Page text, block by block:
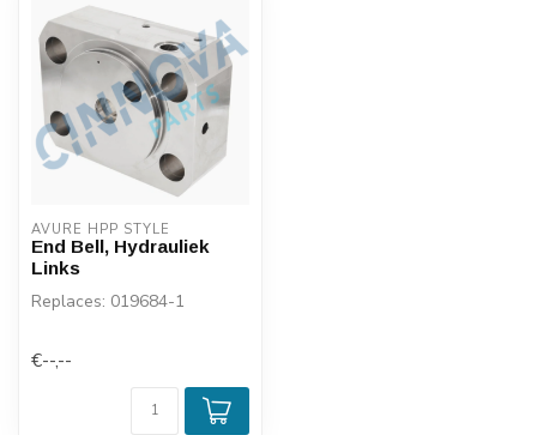
AVURE HPP STYLE
End Bell, Hydrauliek
Links
Replaces: 019684-1
€--,--